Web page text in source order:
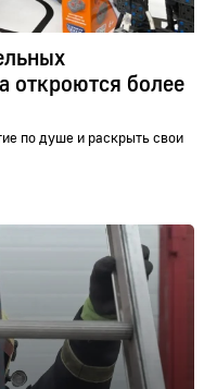
откроются более
по душе и раскрыть свои